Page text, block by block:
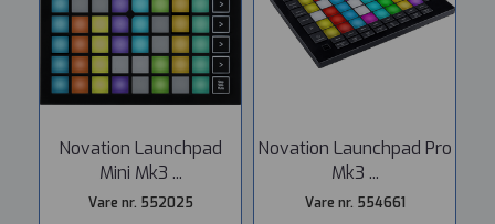
Novation Launchpad
Mini Mk3 ...
Vare nr. 552025
Novation Launchpad Pro
Mk3 ...
Vare nr. 554661